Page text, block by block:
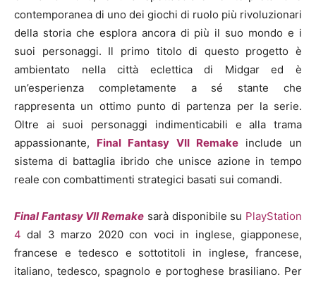
contemporanea di uno dei giochi di ruolo più rivoluzionari
della storia che esplora ancora di più il suo mondo e i
suoi personaggi. Il primo titolo di questo progetto è
ambientato nella città eclettica di Midgar ed è
un’esperienza completamente a sé stante che
rappresenta un ottimo punto di partenza per la serie.
Oltre ai suoi personaggi indimenticabili e alla trama
appassionante, Final Fantasy VII Remakeinclude un
sistema di battaglia ibrido che unisce azione in tempo
reale con combattimenti strategici basati sui comandi.
Final Fantasy VII Remake sarà disponibile su PlayStation
4 dal 3 marzo 2020 con voci in inglese, giapponese,
francese e tedesco e sottotitoli in inglese, francese,
italiano, tedesco, spagnolo e portoghese brasiliano. Per